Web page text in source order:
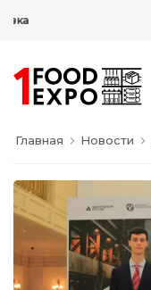
Главная Новости